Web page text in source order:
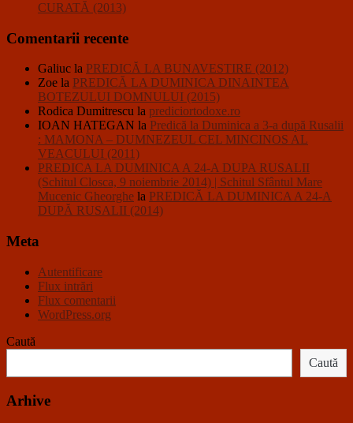
CURATĂ (2013)
Comentarii recente
Galiuc la PREDICĂ LA BUNAVESTIRE (2012)
Zoe la PREDICĂ LA DUMINICA DINAINTEA
BOTEZULUI DOMNULUI (2015)
Rodica Dumitrescu la prediciortodoxe.ro
IOAN HATEGAN la Predică la Duminica a 3-a după Rusalii
: MAMONA – DUMNEZEUL CEL MINCINOS AL
VEACULUI (2011)
PREDICA LA DUMINICA A 24-A DUPA RUSALII
(Schitul Closca, 9 noiembrie 2014) | Schitul Sfântul Mare
Mucenic Gheorghe la PREDICĂ LA DUMINICA A 24-A
DUPĂ RUSALII (2014)
Meta
Autentificare
Flux intrări
Flux comentarii
WordPress.org
Caută
Caută
Arhive